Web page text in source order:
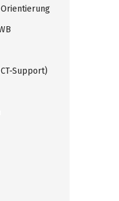
Support)